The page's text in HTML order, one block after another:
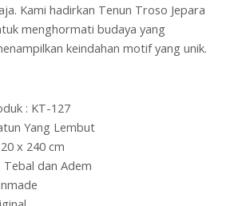
Kami hadirkan Tenun Troso Jepara
menghormati budaya yang
keindahan motif yang unik.
: KT-127
Yang Lembut
x 240 cm
dan Adem